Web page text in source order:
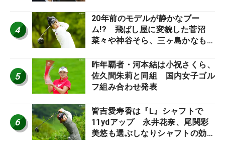
4
20年前のモデルが静かなブー
ム!? 飛ばし屋に変貌した菅沼
菜々や神谷そら、三ヶ島かなも使
ロたちの“飛ばしギア”】
5
昨年覇者・河本結は小祝さくら、
佐久間朱莉と同組 国内女子ゴル
フ組み合わせ発表
6
皆吉愛寿香は『L』シャフトで
11ydアップ 永井花奈、尾関彩
美悠も選ぶしなりシャフトの効果